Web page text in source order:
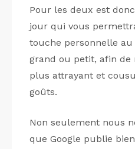
Pour les deux est
jour qui vous
touche personnelle au
grand ou petit, afin de
plus attrayant et
goûts.
Non seulement nous
que Google publie